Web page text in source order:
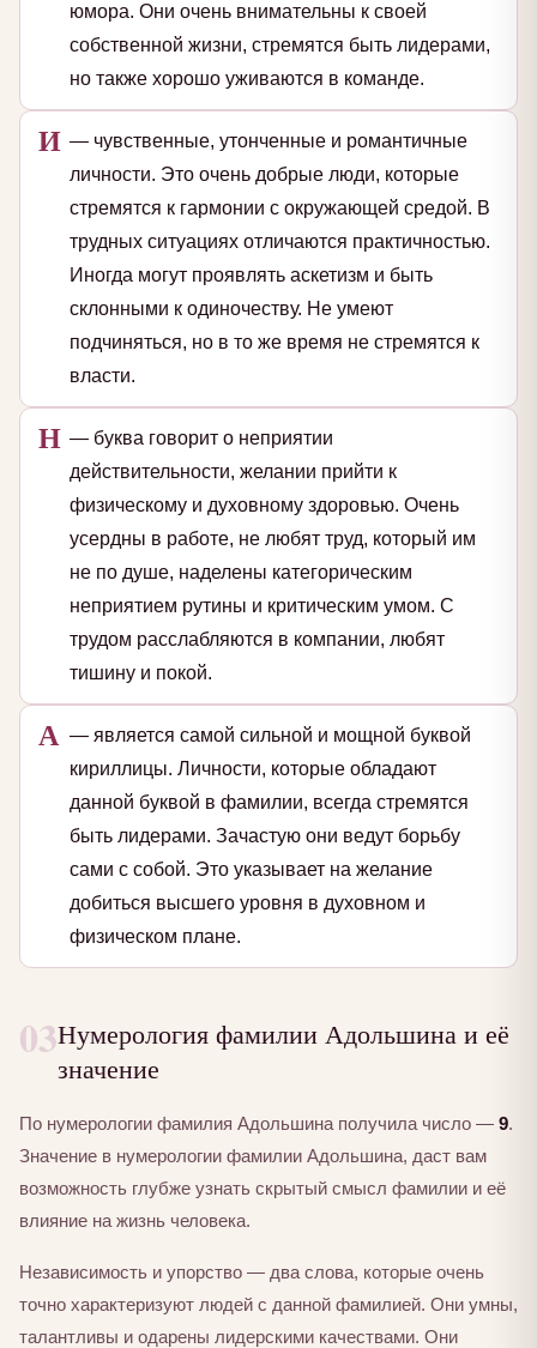
юмора. Они очень внимательны к своей
собственной жизни, стремятся быть лидерами,
но также хорошо уживаются в команде.
И — чувственные, утонченные и романтичные
личности. Это очень добрые люди, которые
стремятся к гармонии с окружающей средой. В
трудных ситуациях отличаются практичностью.
Иногда могут проявлять аскетизм и быть
склонными к одиночеству. Не умеют
подчиняться, но в то же время не стремятся к
власти.
Н — буква говорит о неприятии
действительности, желании прийти к
физическому и духовному здоровью. Очень
усердны в работе, не любят труд, который им
не по душе, наделены категорическим
неприятием рутины и критическим умом. С
трудом расслабляются в компании, любят
тишину и покой.
А — является самой сильной и мощной буквой
кириллицы. Личности, которые обладают
данной буквой в фамилии, всегда стремятся
быть лидерами. Зачастую они ведут борьбу
сами с собой. Это указывает на желание
добиться высшего уровня в духовном и
физическом плане.
03Нумерология фамилии Адольшина и её
значение
По нумерологии фамилия Адольшина получила число — 9.
Значение в нумерологии фамилии Адольшина, даст вам
возможность глубже узнать скрытый смысл фамилии и её
влияние на жизнь человека.
Независимость и упорство — два слова, которые очень
точно характеризуют людей с данной фамилией. Они умны,
талантливы и одарены лидерскими качествами. Они